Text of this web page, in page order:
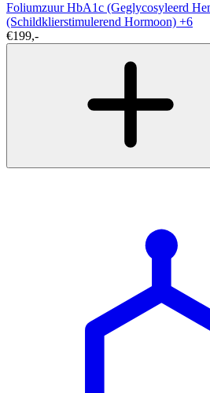
FoliumzuurHbA1c (Geglycosyleerd
(Schildklierstimulerend Hormoon) +6
€199,-